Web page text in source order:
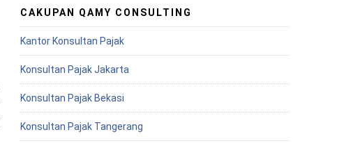
CAKUPAN QAMY CONSULTING
Kantor Konsultan Pajak
Konsultan Pajak Jakarta
Konsultan Pajak Bekasi
Konsultan Pajak Tangerang